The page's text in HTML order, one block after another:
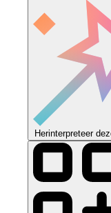
Herinterpreteer